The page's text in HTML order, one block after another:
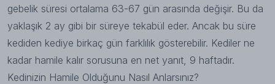
gebelik süresi ortalama 63-67 gün arasında değişir. Bu da
yaklaşık 2 ay gibi bir süreye tekabül eder. Ancak bu süre
kediden kediye birkaç gün farklılık gösterebilir. Kediler ne
kadar hamile kalır sorusuna en net yanıt, 9 haftadır.
Kedinizin Hamile Olduğunu Nasıl Anlarsınız?